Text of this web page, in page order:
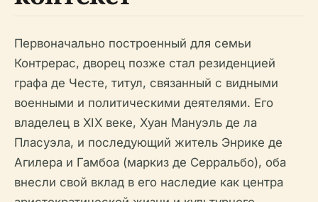
Первоначально построенный для семьи
Контрерас, дворец позже стал резиденцией
графа де Честе, титул, связанный с видными
военными и политическими деятелями. Его
владелец в XIX веке, Хуан Мануэль де ла
Пласуэла, и последующий житель Энрике де
Агилера и Гамбоа (маркиз де Серральбо), оба
внесли свой вклад в его наследие как центра